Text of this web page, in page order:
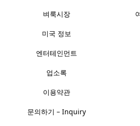
벼룩시장
미국 정보
엔터테인먼트
업소록
이용약관
문의하기 – Inquiry